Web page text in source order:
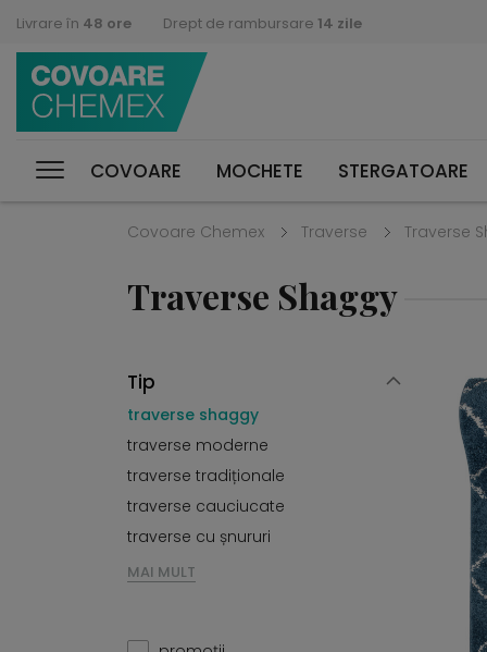
Livrare în 48 ore Drept de rambursare 14 zile
COVOARE MOCHETE STERGATOARE
Covoare Chemex Traverse Traverse
Traverse Shaggy
Tip
traverse shaggy
traverse moderne
traverse tradiționale
traverse cauciucate
traverse cu șnururi
MAI MULT